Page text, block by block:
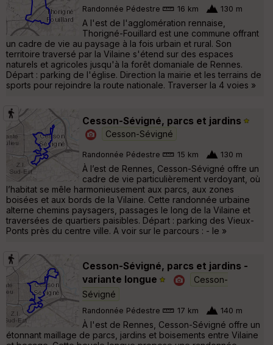
Randonnée Pédestre 16 km 130 m
A l'est de l'agglomération rennaise,
Thorigné-Fouillard est une commune offrant
un cadre de vie au paysage à la fois urbain et rural. Son
territoire traversé par la Vilaine s'étend sur des espaces
naturels et agricoles jusqu'à la forêt domaniale de Rennes.
Départ : parking de l'église. Direction la mairie et les terrains de
sports pour rejoindre la route nationale. Traverser la 4 voies »
Cesson-Sévigné, parcs et jardins
Cesson-Sévigné
Randonnée Pédestre 15 km 130 m
À l’est de Rennes, Cesson-Sévigné offre un
cadre de vie particulièrement verdoyant, où
l’habitat se mêle harmonieusement aux parcs, aux zones
boisées et aux bords de la Vilaine. Cette randonnée urbaine
alterne chemins paysagers, passages le long de la Vilaine et
traversées de quartiers paisibles. Départ : parking des Vieux-
Ponts près du centre ville. A voir sur le parcours : - le »
Cesson-Sévigné, parcs et jardins -
variante longue
Cesson-
Sévigné
Randonnée Pédestre 17 km 140 m
À l'est de Rennes, Cesson-Sévigné offre un
étonnant maillage de parcs, jardins et boisements entre Vilaine